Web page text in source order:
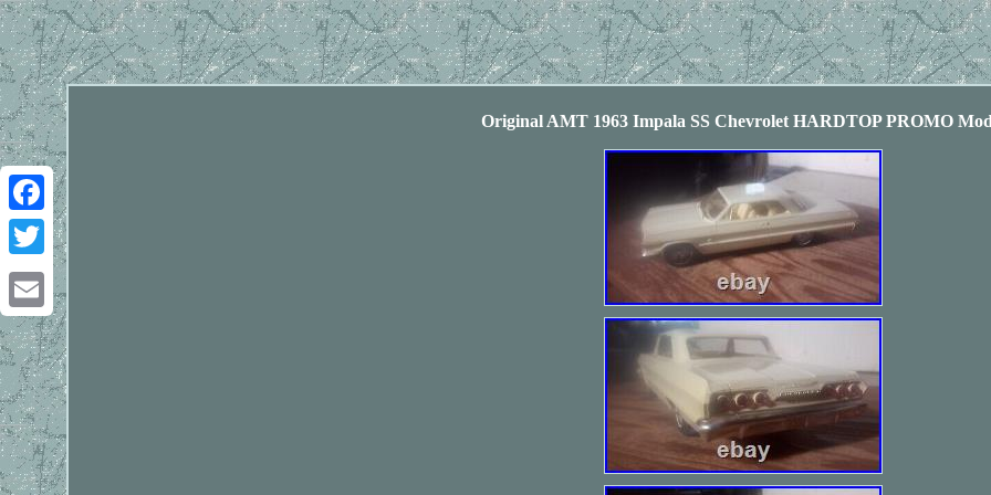
Facebook
Twitter
Email
Original AMT 1963 Impala SS Chevrolet HARDTOP PROMO